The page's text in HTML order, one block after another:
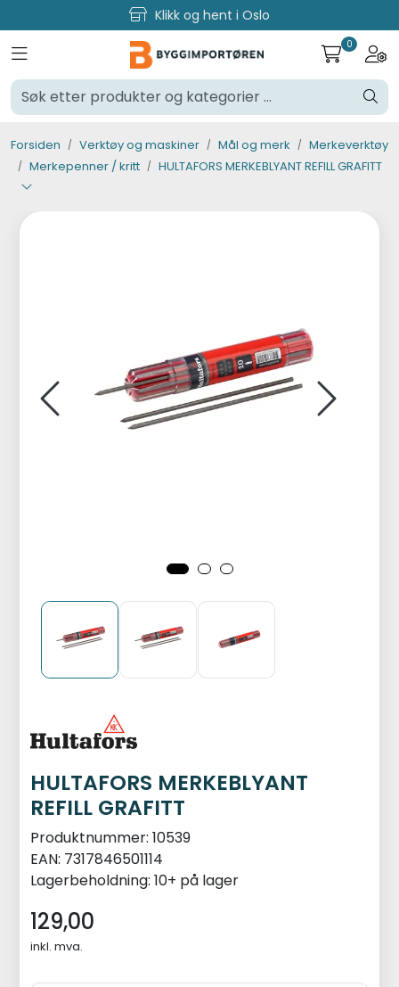
Skip to main content Klikk og hent i Oslo
Toggle navigation 0
Forsiden Verktøy og maskiner Mål og merk
Merkeverktøy
Merkepenner / kritt
HULTAFORS MERKEBLYANT REFILL GRAFITT
HULTAFORS MERKEBLYANT
REFILL GRAFITT
Produktnummer: 10539
EAN: 7317846501114
Lagerbeholdning: 10+ på lager
129,00
inkl. mva.
Verktøy og maskiner
Byggevarer
Murer